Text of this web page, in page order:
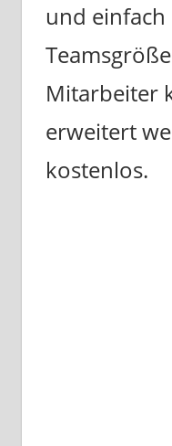
und einfach
Mitarbeiter
erweitert
kostenlos.